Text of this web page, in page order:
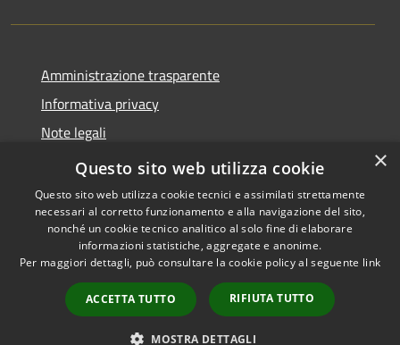
Amministrazione trasparente
Informativa privacy
Note legali
Dichiarazione di accessibilità
Accessibilità
Copyright © 2026 • Comune di
Castiglione della Pescaia •
Powered byMunicipium
Accesso redazione
×
Questo sito web utilizza cookie
Questo sito web utilizza cookie tecnici e assimilati strettamente
necessari al corretto funzionamento e alla navigazione del sito,
nonché un cookie tecnico analitico al solo fine di elaborare
informazioni statistiche, aggregate e anonime.
Per maggiori dettagli, può consultare la cookie policy al seguente link
ACCETTA TUTTO RIFIUTA TUTTO
MOSTRA DETTAGLI